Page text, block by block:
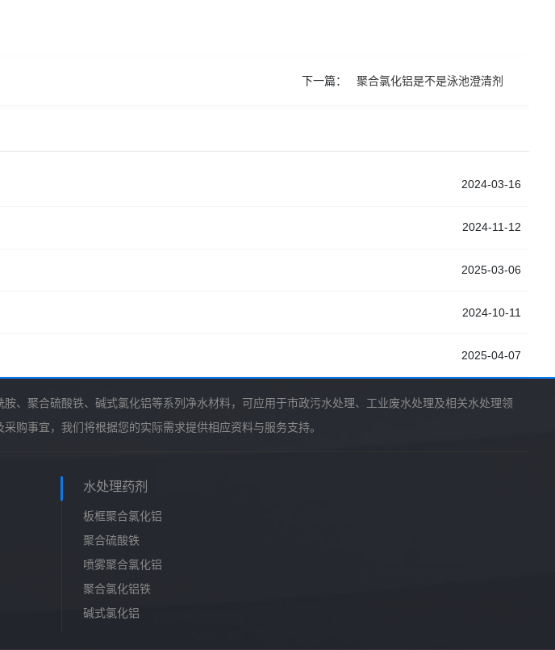
下一篇： 聚合氯化铝是不是泳池澄清剂
2024-03-16
2024-11-12
2025-03-06
2024-10-11
2025-04-07
、聚合硫酸铁、碱式氯化铝等系列净水材料，可应用于市政污水处理、工业废水处理及相关水处理领
购事宜，我们将根据您的实际需求提供相应资料与服务支持。
水处理药剂
板框聚合氯化铝
聚合硫酸铁
喷雾聚合氯化铝
聚合氯化铝铁
碱式氯化铝